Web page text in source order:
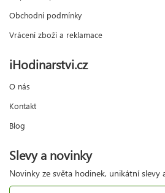
Obchodní podmínky
Vrácení zboží a reklamace
iHodinarstvi.cz
O nás
Kontakt
Blog
Slevy a novinky
Novinky ze světa hodinek, unikátní slevy